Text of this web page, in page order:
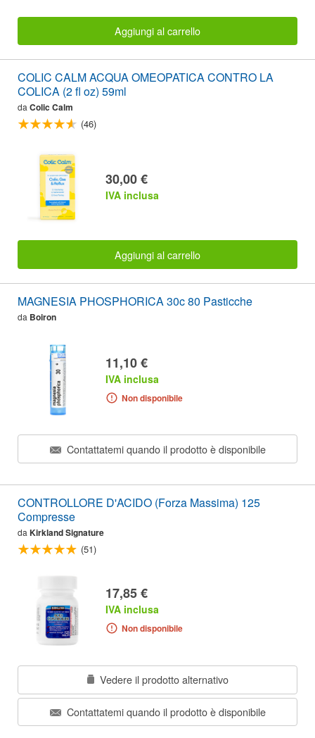
Aggiungi al carrello
COLIC CALM ACQUA OMEOPATICA CONTRO LA
COLICA (2 fl oz) 59ml
da Colic Calm
(46)
30,00 €
IVA inclusa
Aggiungi al carrello
MAGNESIA PHOSPHORICA 30c 80 Pasticche
da Boiron
11,10 €
IVA inclusa
Non disponibile
Contattatemi quando il prodotto è disponibile
CONTROLLORE D'ACIDO (Forza Massima) 125
Compresse
da Kirkland Signature
(51)
17,85 €
IVA inclusa
Non disponibile
Vedere il prodotto alternativo
Contattatemi quando il prodotto è disponibile